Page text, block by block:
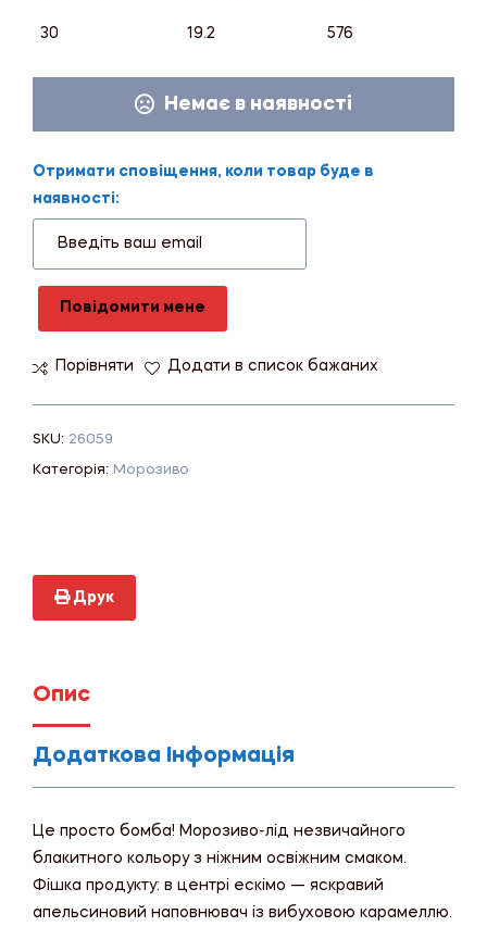
30 19.2 576
Немає в наявності
Отримати сповіщення, коли товар буде в
наявності:
Повідомити мене
Порівняти Додати в список бажаних
SKU: 26059
Категорія: Морозиво
Друк
Опис
Додаткова Інформація
Це просто бомба! Морозиво-лід незвичайного
блакитного кольору з ніжним освіжним смаком.
Фішка продукту: в центрі ескімо — яскравий
апельсиновий наповнювач із вибуховою карамеллю.